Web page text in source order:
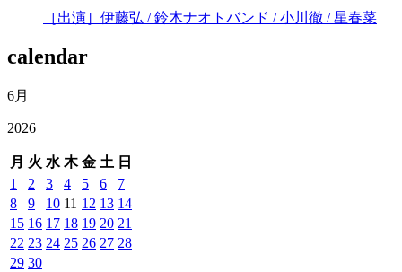
［出演］伊藤弘 / 鈴木ナオトバンド / 小川徹 / 星春菜
calendar
6月
2026
月 火 水 木 金 土 日
1 2 3 4 5 6
7
8
9 10 11 12 13 14
15 16 17 18 19 20 21
22 23 24 25 26 27 28
29 30